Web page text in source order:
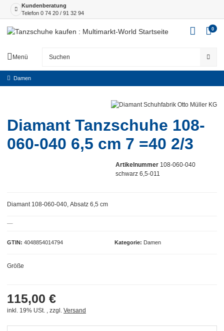
Kundenberatung
Telefon 0 74 20 / 91 32 94
Menü
0
Damen
Diamant Tanzschuhe 108-
060-040 6,5 cm 7 =40 2/3
Artikelnummer 108-060-040
schwarz 6,5-011
GTIN 4048854014794 Kategorie Damen
Diamant 108-060-040, Absatz 6,5 cm
Größe
115,00 €
inkl. 19% USt. , zzgl. Versand